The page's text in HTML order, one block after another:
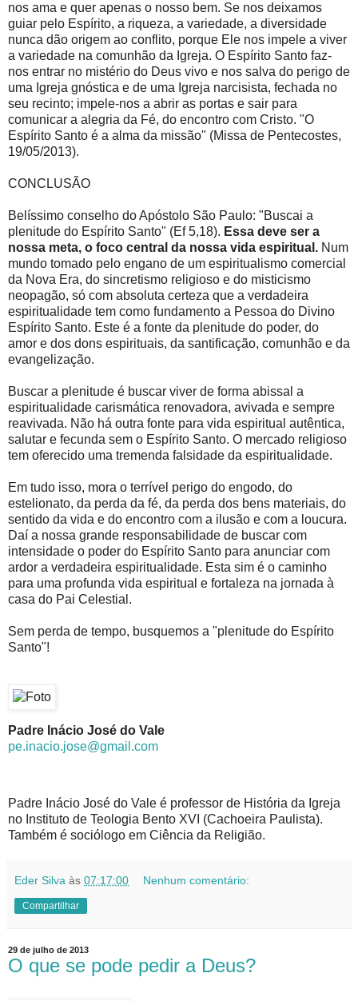
nos ama e quer apenas o nosso bem. Se nos deixamos
guiar pelo Espírito, a riqueza, a variedade, a diversidade
nunca dão origem ao conflito, porque Ele nos impele a viver
a variedade na comunhão da Igreja. O Espírito Santo faz-
nos entrar no mistério do Deus vivo e nos salva do perigo de
uma Igreja gnóstica e de uma Igreja narcisista, fechada no
seu recinto; impele-nos a abrir as portas e sair para
comunicar a alegria da Fé, do encontro com Cristo. "O
Espírito Santo é a alma da missão" (Missa de Pentecostes,
19/05/2013).
CONCLUSÃO
Belíssimo conselho do Apóstolo São Paulo: "Buscai a
plenitude do Espírito Santo" (Ef 5,18). Essa deve ser a
nossa meta, o foco central da nossa vida espiritual. Num
mundo tomado pelo engano de um espiritualismo comercial
da Nova Era, do sincretismo religioso e do misticismo
neopagão, só com absoluta certeza que a verdadeira
espiritualidade tem como fundamento a Pessoa do Divino
Espírito Santo. Este é a fonte da plenitude do poder, do
amor e dos dons espirituais, da santificação, comunhão e da
evangelização.
Buscar a plenitude é buscar viver de forma abissal a
espiritualidade carismática renovadora, avivada e sempre
reavivada. Não há outra fonte para vida espiritual autêntica,
salutar e fecunda sem o Espírito Santo. O mercado religioso
tem oferecido uma tremenda falsidade da espiritualidade.
Em tudo isso, mora o terrível perigo do engodo, do
estelionato, da perda da fé, da perda dos bens materiais, do
sentido da vida e do encontro com a ilusão e com a loucura.
Daí a nossa grande responsabilidade de buscar com
intensidade o poder do Espírito Santo para anunciar com
ardor a verdadeira espiritualidade. Esta sim é o caminho
para uma profunda vida espiritual e fortaleza na jornada à
casa do Pai Celestial.
Sem perda de tempo, busquemos a "plenitude do Espírito
Santo"!
Padre Inácio José do Vale
pe.inacio.jose@gmail.com
Padre Inácio José do Vale é professor de História da Igreja
no Instituto de Teologia Bento XVI (Cachoeira Paulista).
Também é sociólogo em Ciência da Religião.
Eder Silva às 07:17:00 Nenhum comentário:
Compartilhar
29 de julho de 2013
O que se pode pedir a Deus?